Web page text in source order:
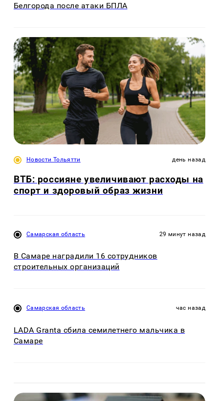
Белгорода после атаки БПЛА
Новости Тольятти день назад
ВТБ: россияне увеличивают расходы на
спорт и здоровый образ жизни
Самарская область 29 минут назад
В Самаре наградили 16 сотрудников
строительных организаций
Самарская область час назад
LADA Granta сбила семилетнего мальчика в
Самаре